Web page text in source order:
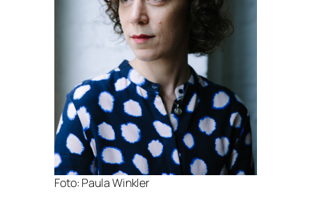
Foto: Paula Winkler